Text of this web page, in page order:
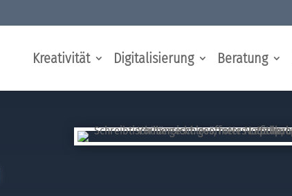
Kreativität Digitalisierung Beratung